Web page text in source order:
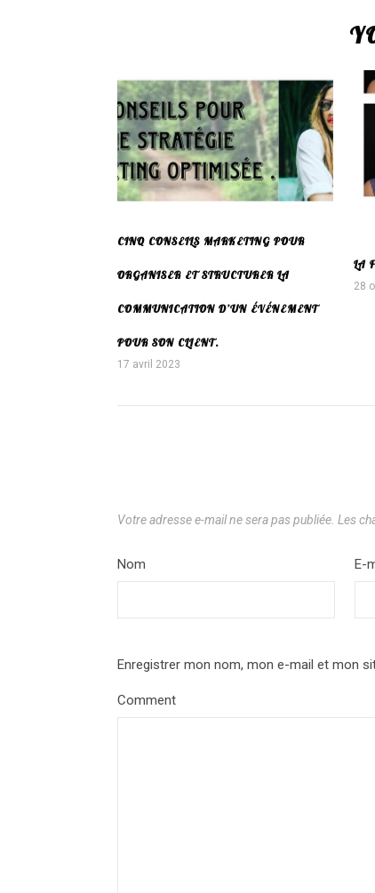
CINQ CONSEILS MARKETING POUR
ORGANISER ET STRUCTURER LA
COMMUNICATION D’UN ÉVÉNEMENT
POUR SON CLIENT.
17 avril 2023
LA
28
Votre adresse e-mail ne sera pas publiée. Les
Nom E-
Enregistrer mon nom, mon e-mail et mon
Comment